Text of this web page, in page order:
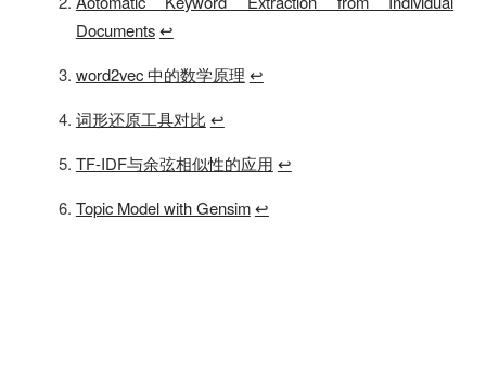
Documents↩
word2vec 中的数学原理 ↩
词形还原工具对比 ↩
TF-IDF与余弦相似性的应用 ↩
Topic Model with Gensim↩